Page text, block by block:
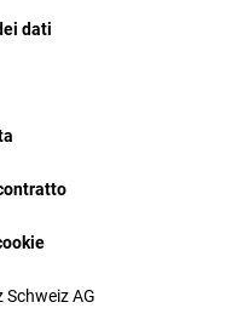
AG
dati